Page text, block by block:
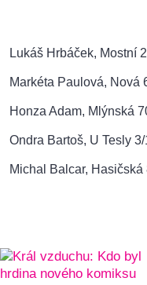
Lukáš Hrbáček, Mostní
Markéta Paulová, Nová
Honza Adam, Mlýnská
Ondra Bartoš, U Tesly
Michal Balcar,